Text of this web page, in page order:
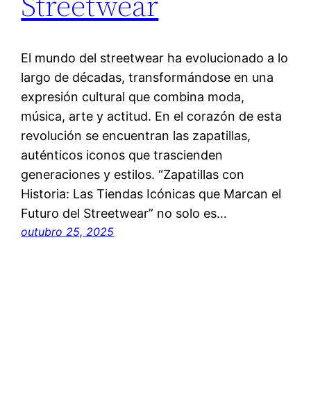
El mundo del streetwear ha evolucionado a lo
largo de décadas, transformándose en una
expresión cultural que combina moda,
música, arte y actitud. En el corazón de esta
revolución se encuentran las zapatillas,
auténticos iconos que trascienden
generaciones y estilos. “Zapatillas con
Historia: Las Tiendas Icónicas que Marcan el
Futuro del Streetwear” no solo es…
outubro 25, 2025